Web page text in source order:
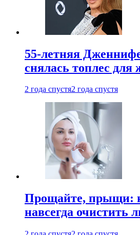
55-летняя
снялась топлес для
2 года спустя2 года спустя
Прощайте, прыщи:
навсегда очистить